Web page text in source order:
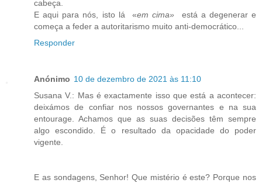
cabeça.
E aqui para nós, isto lá «em cima» está a degenerar e
começa a feder a autoritarismo muito anti-democrático...
Responder
Anónimo 10 de dezembro de 2021 às 11:10
Susana V.: Mas é exactamente isso que está a acontecer:
deixámos de confiar nos nossos governantes e na sua
entourage. Achamos que as suas decisões têm sempre
algo escondido. É o resultado da opacidade do poder
vigente.
E as sondagens, Senhor! Que mistério é este? Porque nos